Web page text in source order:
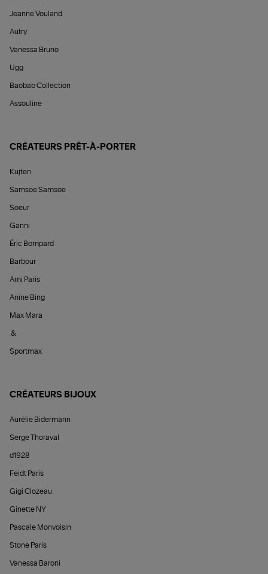
Jeanne Vouland
Autry
Vanessa Bruno
Ugg
Baobab Collection
Assouline
CRÉATEURS PRÊT-À-PORTER
Kujten
Samsoe Samsoe
Soeur
Ganni
Éric Bompard
Barbour
Ami Paris
Anine Bing
Max Mara
&
Sportmax
CRÉATEURS BIJOUX
Aurélie Bidermann
Serge Thoraval
d1928
Feidt Paris
Gigi Clozeau
Ginette NY
Pascale Monvoisin
Stone Paris
Vanessa Baroni